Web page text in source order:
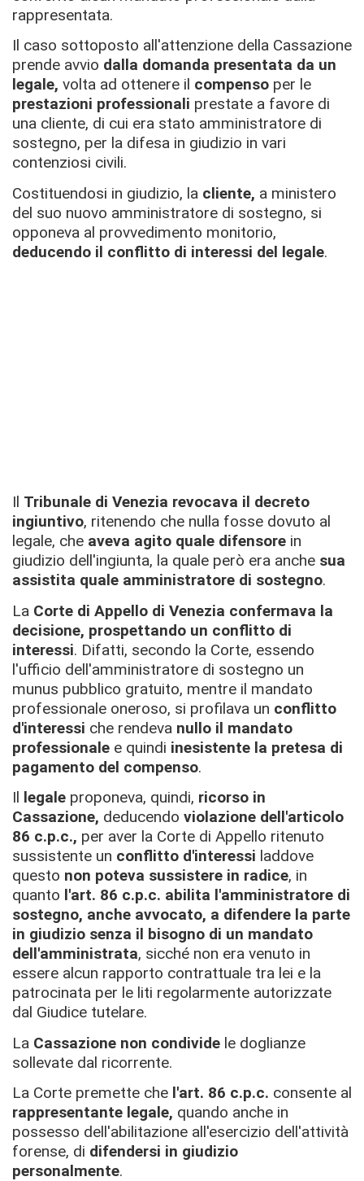
rappresentata.
Il caso sottoposto all'attenzione della Cassazione
prende avvio dalla domanda presentata da un
legale, volta ad ottenere il compenso per le
prestazioni professionali prestate a favore di
una cliente, di cui era stato amministratore di
sostegno, per la difesa in giudizio in vari
contenziosi civili.
Costituendosi in giudizio, la cliente, a ministero
del suo nuovo amministratore di sostegno, si
opponeva al provvedimento monitorio,
deducendo il conflitto di interessi del legale.
Il Tribunale di Venezia revocava il decreto
ingiuntivo, ritenendo che nulla fosse dovuto al
legale, che aveva agito quale difensore in
giudizio dell'ingiunta, la quale però era anche sua
assistita quale amministratore di sostegno.
La Corte di Appello di Venezia confermava la
decisione, prospettando un conflitto di
interessi. Difatti, secondo la Corte, essendo
l'ufficio dell'amministratore di sostegno un
munus pubblico gratuito, mentre il mandato
professionale oneroso, si profilava un conflitto
d'interessi che rendeva nullo il mandato
professionale e quindi inesistente la pretesa di
pagamento del compenso.
Il legale proponeva, quindi, ricorso in
Cassazione, deducendo violazione dell'articolo
86 c.p.c., per aver la Corte di Appello ritenuto
sussistente un conflitto d'interessi laddove
questo non poteva sussistere in radice, in
quanto l'art. 86 c.p.c. abilita l'amministratore di
sostegno, anche avvocato, a difendere la parte
in giudizio senza il bisogno di un mandato
dell'amministrata, sicché non era venuto in
essere alcun rapporto contrattuale tra lei e la
patrocinata per le liti regolarmente autorizzate
dal Giudice tutelare.
La Cassazione non condivide le doglianze
sollevate dal ricorrente.
La Corte premette che l'art. 86 c.p.c. consente al
rappresentante legale, quando anche in
possesso dell'abilitazione all'esercizio dell'attività
forense, di difendersi in giudizio
personalmente.